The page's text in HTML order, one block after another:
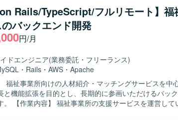
・運用などを行っていただきます。また、技術的不確
選定やプロトタイピング、コードレビューやCI/CD改善
像】 プロダクト全体のアーキテクチャや技術選定に
りながら、チームメンバーと協力して開発を推進できる
ツールの活用に前向きで、技術的不確実性の高い領域に
ュニケーションを通じて合意形成やチームビルディング
ロントエンドからバックエンド、MLOpsまで幅広い領
トのコアとなる機能開発と技術選定に深く関与しなが
上にも影響力を発揮できる環境です。 【開発環境】 Python, React,
を中心としたクラウドネイティブな開発環境とな
Rails/TypeScript/フルリモート】福
バックエンド開発
円/月
ドエンジニア(業務委託・フリーランス)
・ Rails ・ AWS ・ Apache
福祉事業所向けの人材紹介・マッチングサービスを中
と機能拡張を目的とし、長期的に参画いただけるバッ
自社サービ